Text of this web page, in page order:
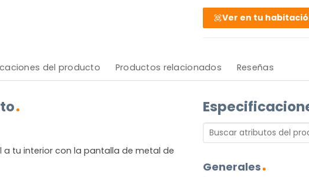
Ver en tu
del producto Productos relacionados Reseñas
tu interior con la pantalla de metal de
Generales